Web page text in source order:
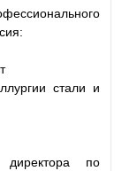
стали и
директора по